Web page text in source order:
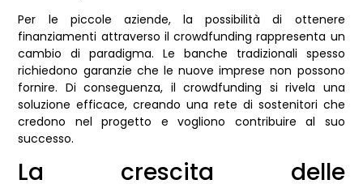
Per le piccole aziende, la possibilità di ottenere
finanziamenti attraverso il crowdfunding rappresenta un
cambio di paradigma. Le banche tradizionali spesso
richiedono garanzie che le nuove imprese non possono
fornire. Di conseguenza, il crowdfunding si rivela una
soluzione efficace, creando una rete di sostenitori che
credono nel progetto e vogliono contribuire al suo
successo.
La crescita delle